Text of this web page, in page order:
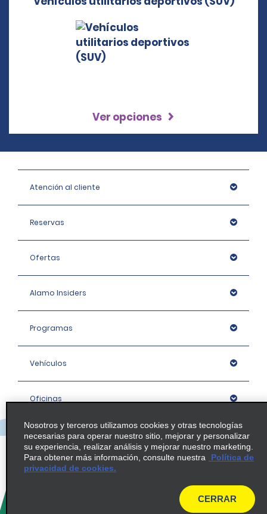
Ver opciones
Atención al cliente
Reservas
Ofertas
Alamo Insiders
Programas
Vehículos
Oficinas
Empresa
Política / Mapa del sitio
© 2026 Enterprise Holdings, Inc. All rights Reserved.
Nosotros y terceros utilizamos cookies y otras tecnologías
necesarias para operar nuestro sitio, mejorar y personalizar
su experiencia, realizar análisis y mejorar nuestro marketing.
Para obtener más información, consulte nuestra
Política de
privacidad de cookies.
CERRAR